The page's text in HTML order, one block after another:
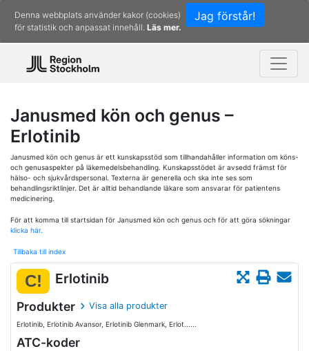
Jag förstår!
Denna webbplats använder kakor (cookies)
för statistik och anpassat innehåll. Läs mer.
Janusmed kön och genus –
Erlotinib
Janusmed kön och genus är ett kunskapsstöd som tillhandahåller information om köns-
och genusaspekter på läkemedelsbehandling. Kunskapsstödet är avsedd främst för
hälso- och sjukvårdspersonal. Texterna är generella och ska inte ses som
behandlingsriktlinjer. Det är alltid behandlande läkare som ansvarar för patientens
medicinering.
För att komma till startsidan för Janusmed kön och genus och för att göra sökningar
klicka här.
Tillbaka till index
C! Erlotinib
Produkter Visa alla produkter
Erlotinib, Erlotinib Avansor, Erlotinib Glenmark, Erlot......
ATC-koder